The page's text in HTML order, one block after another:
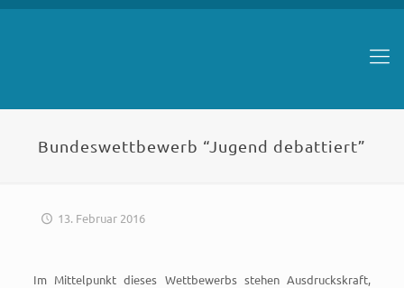
Bundeswettbewerb “Jugend debattiert”
13. Februar 2016
Im Mittelpunkt dieses Wettbewerbs stehen Ausdruckskraft,